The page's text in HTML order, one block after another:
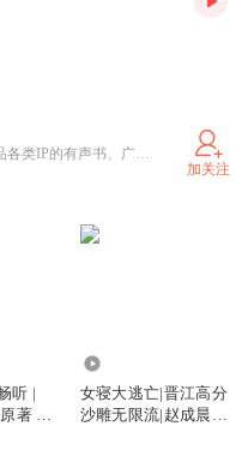
磨铁旗下新生文化工作室，出品各类IP的有声书、广播剧。 Voice From Silence，此处无声胜有声
加关注
听 |
著 |
女寝大逃亡|晋江高分
沙雕无限流|赵成晨沈